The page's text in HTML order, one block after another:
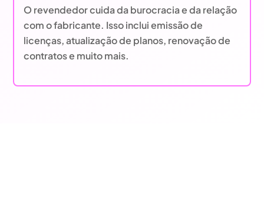
O revendedor cuida da burocracia e da relação
com o fabricante. Isso inclui emissão de
licenças, atualização de planos, renovação de
contratos e muito mais.